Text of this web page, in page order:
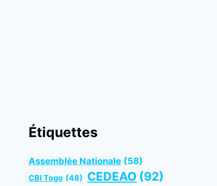
Étiquettes
Assemblée Nationale (58)
CBI Togo (48) CEDEAO (92)